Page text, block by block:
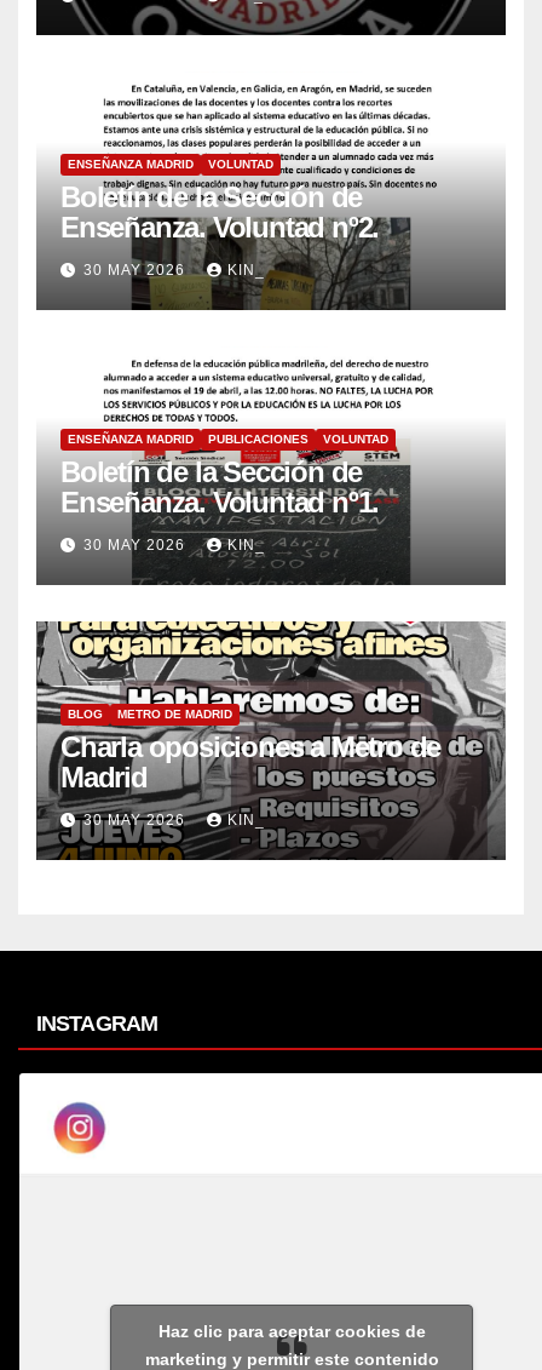
ENSEÑANZA MADRID VOLUNTAD
Boletín de la Sección de
Enseñanza. Voluntad nº2.
30 MAY 2026 KIN_
ENSEÑANZA MADRID PUBLICACIONES VOLUNTAD
Boletín de la Sección de
Enseñanza. Voluntad nº1.
30 MAY 2026 KIN_
BLOG METRO DE MADRID
Charla oposiciones a Metro de
Madrid
30 MAY 2026 KIN_
INSTAGRAM
Haz clic para aceptar cookies de
marketing y permitir este contenido